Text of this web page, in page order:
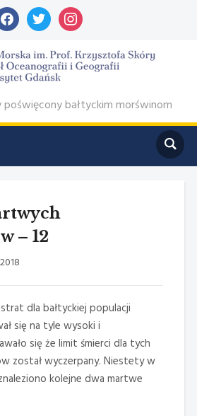
twitter instagram
bałtyckim morświnom
– 12
dla bałtyckiej populacji
się na tyle wysoki i
się że limit śmierci dla tych
został wyczerpany. Niestety w
kolejne dwa martwe